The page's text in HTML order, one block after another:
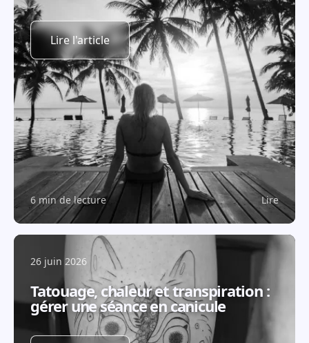
Lire l'article
6 min de lecture Lire
26 juin 2026
Tatouage, chaleur et transpiration :
gérer une séance en canicule